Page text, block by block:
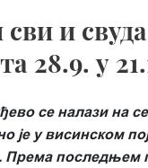
и
28.9. у
се налази на
је у висинском
Према последњем